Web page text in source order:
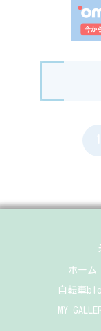
ホーム
自転車
MY